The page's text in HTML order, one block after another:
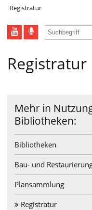
Aktuelles
BLDAM
Denkmale
Service
Registratur
Registratur
Mehr in
Bibliotheken:
Bibliotheken
Bau- und
Plansammlung
Registratur